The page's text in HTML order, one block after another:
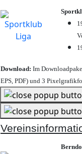
Download: Im
EPS, PDF) und 3